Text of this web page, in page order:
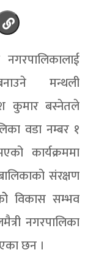
मन्थली
कुमार बस्नेतले
वडा नम्बर १
कार्यक्रममा
संरक्षण
विकास सम्भव
नगरपालिका
छन ।